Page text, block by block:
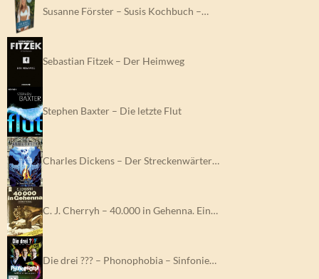
Susanne Förster – Susis Kochbuch –…
Sebastian Fitzek – Der Heimweg
Stephen Baxter – Die letzte Flut
Charles Dickens – Der Streckenwärter…
C. J. Cherryh – 40.000 in Gehenna. Ein…
Die drei ??? – Phonophobia – Sinfonie…